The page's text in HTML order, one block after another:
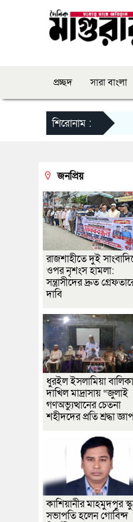
প্রচ্ছদ সারা বাংলা
শিরোনাম :
জনপ্রিয়
রাজশাহীতে দুই
ওপর নৃশংস হামলা:
সন্ত্রাসীদের দ্রুত
দাবি
ধুরইল ইসলামিয়া বালিকা
দাখিল মাদ্রাসায় “জুলাই
গণঅভ্যুত্থানের চেতনা
শহীদদের প্রতি শ্রদ্ধা
কাশিয়ানীর মাহমুদপুর
সভাপতি হলেন গোবিন্দ